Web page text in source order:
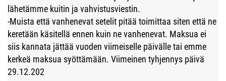
lähetämme kuitin ja vahvistusviestin.
-Muista että vanhenevat setelit pitää toimittaa siten että ne
keretään käsitellä ennen kuin ne vanhenevat. Maksua ei
siis kannata jättää vuoden viimeiselle päivälle tai emme
kerkeä maksua syöttämään. Viimeinen tyhjennys päivä
29.12.202